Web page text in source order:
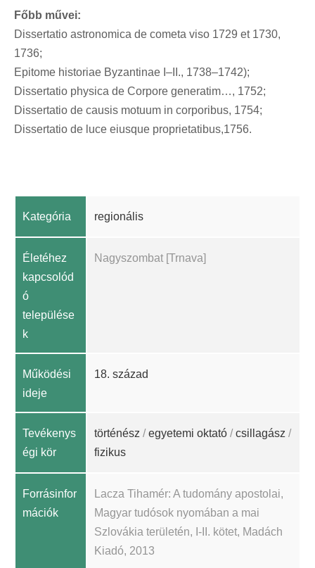
Főbb művei:
Dissertatio astronomica de cometa viso 1729 et 1730,
1736;
Epitome historiae Byzantinae I–II., 1738–1742);
Dissertatio physica de Corpore generatim…, 1752;
Dissertatio de causis motuum in corporibus, 1754;
Dissertatio de luce eiusque proprietatibus,1756.
Kategória regionális
Életéhez
kapcsolód
ó
települése
k
Nagyszombat [Trnava]
Működési
ideje
18. század
Tevékenys
égi kör
történész /egyetemi oktató /csillagász /
fizikus
Forrásinfor
mációk
Lacza Tihamér: A tudomány apostolai,
Magyar tudósok nyomában a mai
Szlovákia területén, I-II. kötet, Madách
Kiadó, 2013